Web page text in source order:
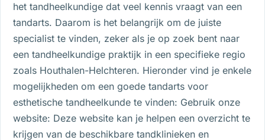
het tandheelkundige dat veel kennis vraagt van een
tandarts. Daarom is het belangrijk om de juiste
specialist te vinden, zeker als je op zoek bent naar
een tandheelkundige praktijk in een specifieke regio
zoals Houthalen-Helchteren. Hieronder vind je enkele
mogelijkheden om een goede tandarts voor
esthetische tandheelkunde te vinden: Gebruik onze
website: Deze website kan je helpen een overzicht te
krijgen van de beschikbare tandklinieken en